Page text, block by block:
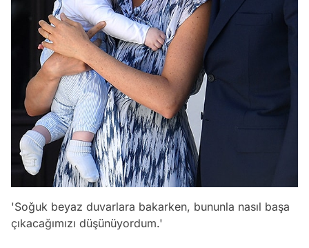
'Soğuk beyaz duvarlara bakarken, bununla nasıl başa
çıkacağımızı düşünüyordum.'